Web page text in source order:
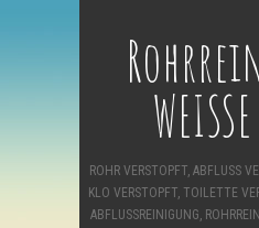
ROHR VERSTOPFT, ABFLUSS
KLO VERSTOPFT, TOILETTE
ABFLUSSREINIGUNG,